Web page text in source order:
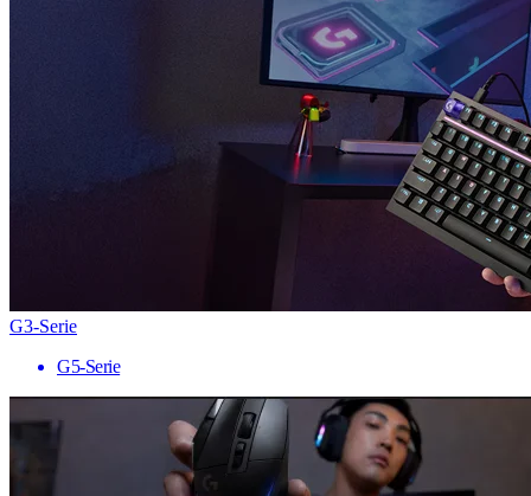
G3-Serie
G5-Serie